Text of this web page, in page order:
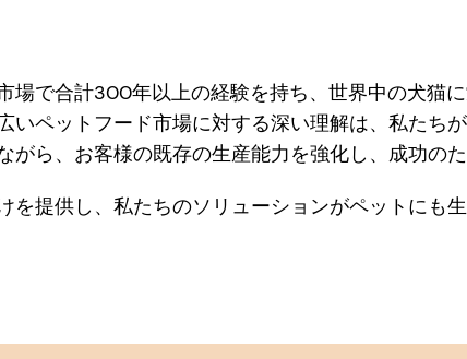
場で合計300年以上の経験を持ち、世界中の犬猫
いペットフード市場に対する深い理解は、私たち
がら、お客様の既存の生産能力を強化し、成功の
を提供し、私たちのソリューションがペットにも